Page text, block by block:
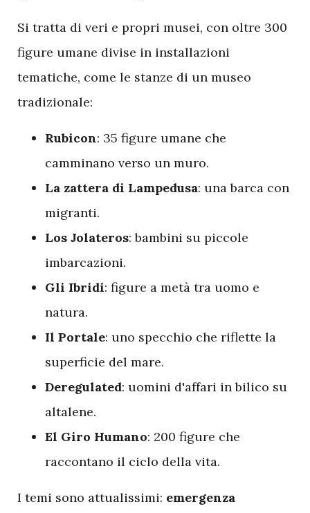
Si tratta di veri e propri musei, con oltre 300
figure umane divise in installazioni
tematiche, come le stanze di un museo
tradizionale:
Rubicon: 35 figure umane che
camminano verso un muro.
La zattera di Lampedusa: una barca con
migranti.
Los Jolateros: bambini su piccole
imbarcazioni.
Gli Ibridi: figure a metà tra uomo e
natura.
Il Portale: uno specchio che riflette la
superficie del mare.
Deregulated: uomini d'affari in bilico su
altalene.
El Giro Humano: 200 figure che
raccontano il ciclo della vita.
I temi sono attualissimi: emergenza